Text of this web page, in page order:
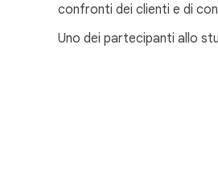
confronti dei clienti e di
Uno dei partecipanti allo